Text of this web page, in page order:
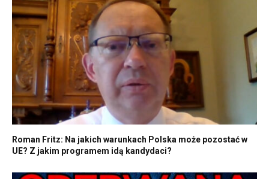
Roman Fritz: Na jakich warunkach Polska może pozostać w
UE? Z jakim programem idą kandydaci?